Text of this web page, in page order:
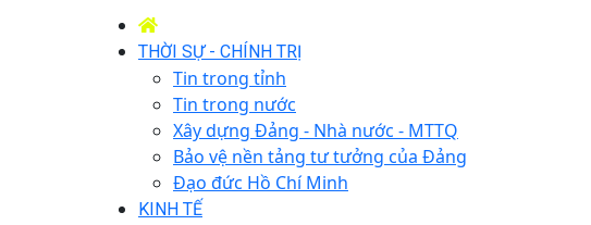
THỜI SỰ - CHÍNH TRỊ
Tin trong tỉnh
Tin trong nước
Xây dựng Đảng - Nhà nước - MTTQ
Bảo vệ nền tảng tư tưởng của Đảng
Đạo đức Hồ Chí Minh
KINH TẾ